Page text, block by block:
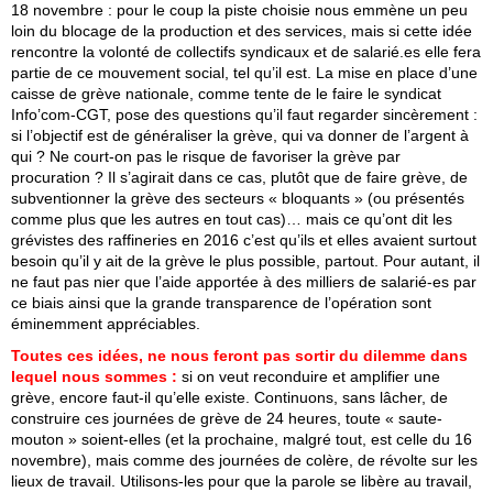
18 novembre : pour le coup la piste choisie nous emmène un peu
loin du blocage de la production et des services, mais si cette idée
rencontre la volonté de collectifs syndicaux et de salarié.es elle fera
partie de ce mouvement social, tel qu’il est. La mise en place d’une
caisse de grève nationale, comme tente de le faire le syndicat
Info’com-CGT, pose des questions qu’il faut regarder sincèrement :
si l’objectif est de généraliser la grève, qui va donner de l’argent à
qui ? Ne court-on pas le risque de favoriser la grève par
procuration ? Il s’agirait dans ce cas, plutôt que de faire grève, de
subventionner la grève des secteurs « bloquants » (ou présentés
comme plus que les autres en tout cas)… mais ce qu’ont dit les
grévistes des raffineries en 2016 c’est qu’ils et elles avaient surtout
besoin qu’il y ait de la grève le plus possible, partout. Pour autant, il
ne faut pas nier que l’aide apportée à des milliers de salarié-es par
ce biais ainsi que la grande transparence de l’opération sont
éminemment appréciables.
Toutes ces idées, ne nous feront pas sortir du dilemme dans
lequel nous sommes : si on veut reconduire et amplifier une
grève, encore faut-il qu’elle existe. Continuons, sans lâcher, de
construire ces journées de grève de 24 heures, toute « saute-
mouton » soient-elles (et la prochaine, malgré tout, est celle du 16
novembre), mais comme des journées de colère, de révolte sur les
lieux de travail. Utilisons-les pour que la parole se libère au travail,